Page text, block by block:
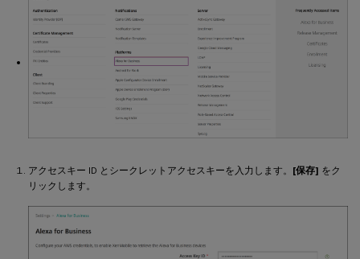
アクセスキー ID とシークレットアクセスキーを入力します。 [保存] をク
リックします。